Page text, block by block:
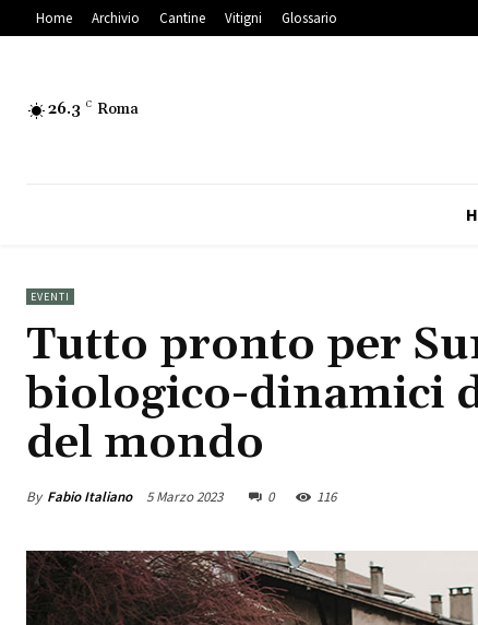
Home Archivio Cantine Vitigni Glossario
26.3 C Roma
EVENTI
Tutto pronto per
biologico-dinamici
del mondo
By Fabio Italiano 5 Marzo 2023 0 116